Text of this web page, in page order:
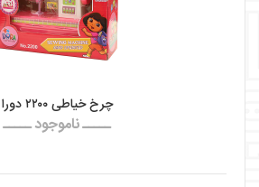
چرخ خیاطی ۲۲۰۰ دورا
ـــــ ناموجود ـــــ